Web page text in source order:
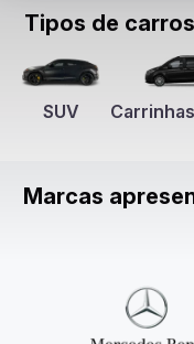
Tipos de
SUV
Marcas